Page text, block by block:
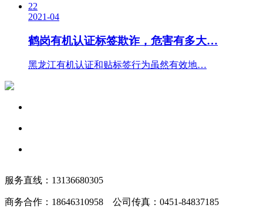
22
2021-04
鹤岗有机认证标签欺诈，危害有多大…
黑龙江有机认证和贴标签行为虽然有效地…
服务直线：13136680305
商务合作：18646310958 公司传真：0451-84837185